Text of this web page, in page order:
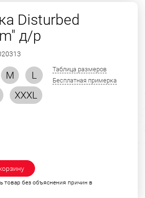
Disturbed
д/р
M
L
XXXL
Таблица размеров
Бесплатная примерка
товар без объяснения причин в